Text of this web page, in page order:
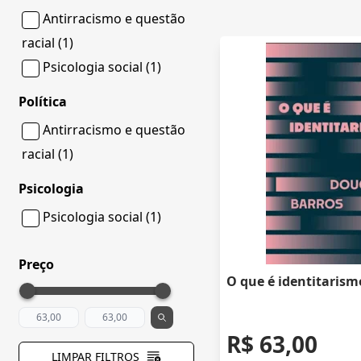
Antirracismo e questão
racial (1)
Psicologia social (1)
Política
Antirracismo e questão
racial (1)
Psicologia
Psicologia social (1)
Preço
LIMPAR FILTROS
O que é
R$ 63,00